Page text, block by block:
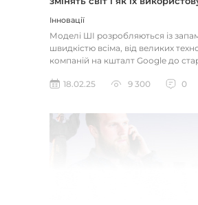
Інновації
Моделі ШІ розробляються із
швидкістю всіма, від великих
компаній на кшталт Google до
18.02.25
9 300 0